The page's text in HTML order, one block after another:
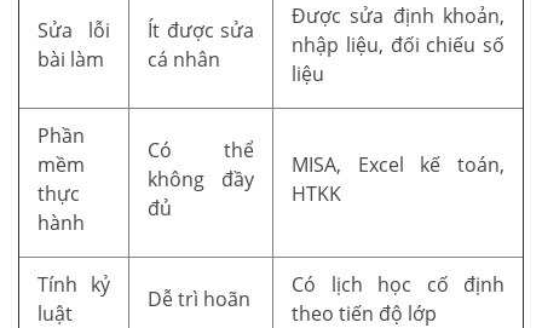
Sửa lỗi
bài làm
Ít được sửa
cá nhân
Được sửa định khoản,
nhập liệu, đối chiếu số
liệu
Phần
mềm
thực
hành
Có thể
không đầy
đủ
MISA, Excel kế toán,
HTKK
Tính kỷ
luật
Dễ trì hoãn
Có lịch học cố định
theo tiến độ lớp